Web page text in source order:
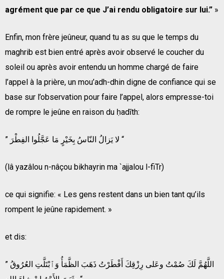
agrément que par ce que J’ai rendu obligatoire sur lui.” »
Enfin, mon frère jeûneur, quand tu as su que le temps du
maghrib est bien entré après avoir observé le coucher du
soleil ou après avoir entendu un homme chargé de faire
l’appel à la prière, un mou’adh-dhin digne de confiance qui se
base sur l’observation pour faire l’appel, alors empresse-toi
de rompre le jeûne en raison du ḥadīth:
” لا يَزالُ النّاسُ بِخَيْرٍ مَا عَجَّلُوا الفِطْرَ “
(lâ yazâlou n-nâçou bikhayrin ma `ajjalou l-fiTr)
ce qui signifie: « Les gens restent dans un bien tant qu’ils
rompent le jeûne rapidement. »
et dis:
” اللَّهُمَّ لَكَ صُمْتُ وعَلى رِزْقِكَ أَفْطَرْتُ ذَهَبَ الظَّمَأُ وَٱبْتَلَّتِ العُرُوقُ